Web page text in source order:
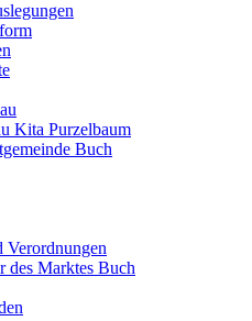
Kita Purzelbaum
Buch
Verordnungen
des Marktes Buch